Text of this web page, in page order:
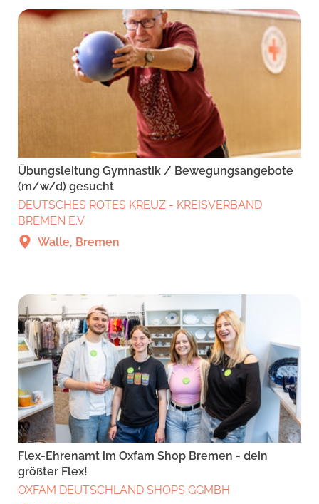
Übungsleitung Gymnastik / Bewegungsangebote
(m/w/d) gesucht
DEUTSCHES ROTES KREUZ - KREISVERBAND
BREMEN E.V.
Walle, Bremen
Flex-Ehrenamt im Oxfam Shop Bremen - dein
größter Flex!
OXFAM DEUTSCHLAND SHOPS GGMBH